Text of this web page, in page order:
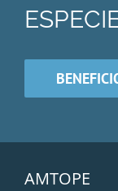
AMTOPE